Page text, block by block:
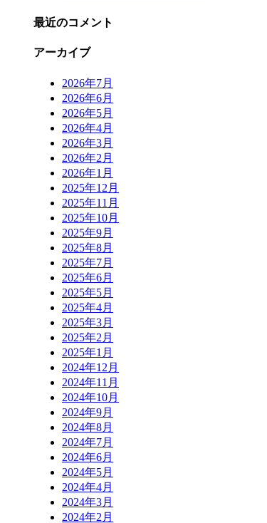
最近のコメント
アーカイブ
2026年7月
2026年6月
2026年5月
2026年4月
2026年3月
2026年2月
2026年1月
2025年12月
2025年11月
2025年10月
2025年9月
2025年8月
2025年7月
2025年6月
2025年5月
2025年4月
2025年3月
2025年2月
2025年1月
2024年12月
2024年11月
2024年10月
2024年9月
2024年8月
2024年7月
2024年6月
2024年5月
2024年4月
2024年3月
2024年2月